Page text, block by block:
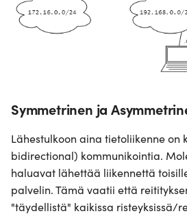
Symmetrinen ja
Lähestulkoon aina tietoliikenne on
bidirectional) kommunikointia.
haluavat lähettää liikennettä
palvelin. Tämä vaatii että
"täydellistä" kaikissa risteyksissä/